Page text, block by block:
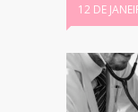
12 DE